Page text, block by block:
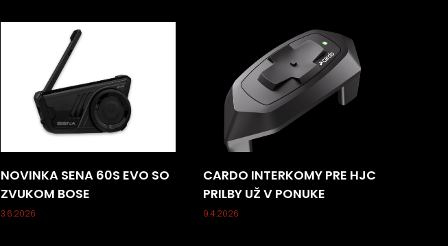
NOVINKA SENA 60S EVO SO
ZVUKOM BOSE
3.6.2026
CARDO INTERKOMY PRE HJC
PRILBY UŽ V PONUKE
9.4.2026